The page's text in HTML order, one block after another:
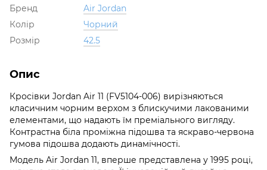
Бренд
Air Jordan
Колір
Чорний
Розмір
42.5
Опис
Кросівки Jordan Air 11 (FV5104-006) вирізняються
класичним чорним верхом з блискучими лакованими
елементами, що надають їм преміального вигляду.
Контрастна біла проміжна підошва та яскраво-червона
гумова підошва додають динамічності.
Модель Air Jordan 11, вперше представлена у 1995 році,